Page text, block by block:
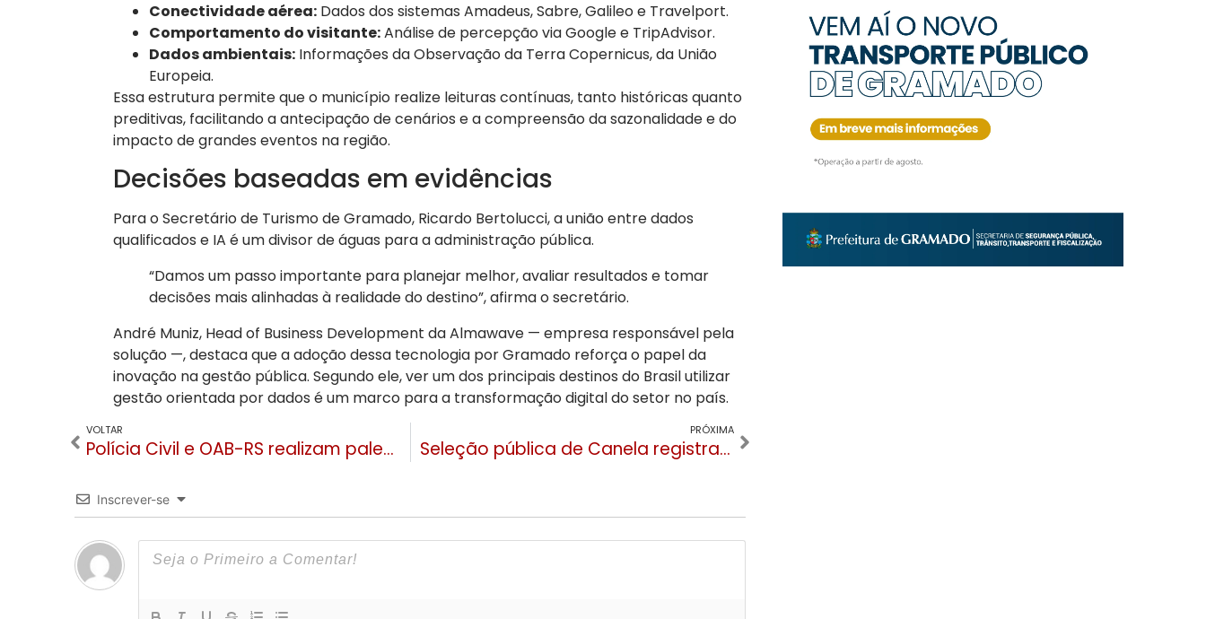
Conectividade aérea:Dados dos sistemas Amadeus, Sabre, Galileo e Travelport.
Comportamento do visitante:Análise de percepção via Google e TripAdvisor.
Dados ambientais:Informações da Observação da Terra Copernicus, da União
Europeia.
Essa estrutura permite que o município realize leituras contínuas, tanto históricas quanto
preditivas, facilitando a antecipação de cenários e a compreensão da sazonalidade e do
impacto de grandes eventos na região.
Decisões baseadas em evidências
Para o Secretário de Turismo de Gramado, Ricardo Bertolucci, a união entre dados
qualificados e IA é um divisor de águas para a administração pública.
“Damos um passo importante para planejar melhor, avaliar resultados e tomar
decisões mais alinhadas à realidade do destino”, afirma o secretário.
André Muniz, Head of Business Development da Almawave — empresa responsável pela
solução —, destaca que a adoção dessa tecnologia por Gramado reforça o papel da
inovação na gestão pública. Segundo ele, ver um dos principais destinos do Brasil utilizar
gestão orientada por dados é um marco para a transformação digital do setor no país.
VOLTAR
Polícia Civil e OAB-RS realizam palestra em Gramado sobre o golpe do falso advogado
PRÓXIMA
Seleção pública de Canela registra mais de 1,7 mil inscritos para vagas temporárias
Inscrever-se